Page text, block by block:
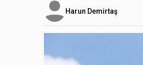
Harun Demirtaş